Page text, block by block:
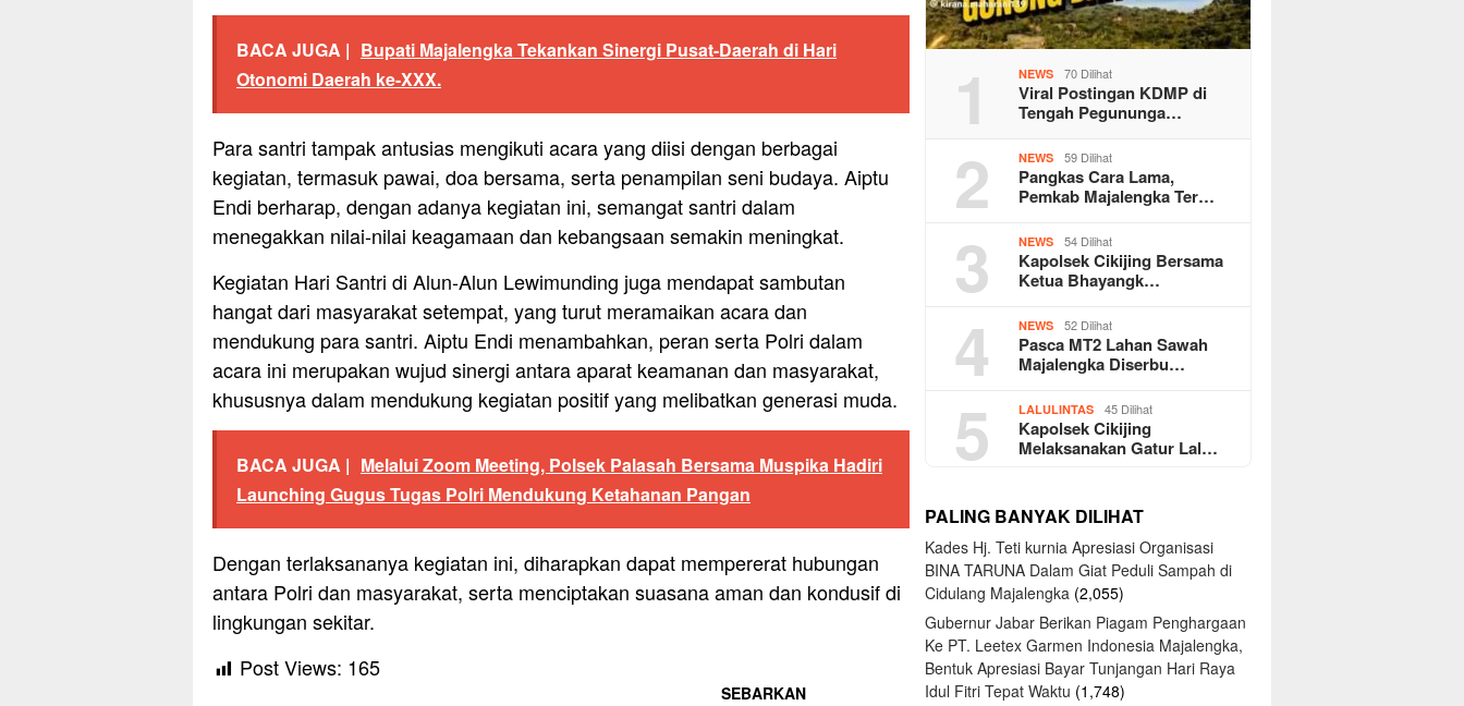
BACA JUGA | Bupati Majalengka Tekankan Sinergi Pusat-Daerah di Hari
Otonomi Daerah ke-XXX.
Para santri tampak antusias mengikuti acara yang diisi dengan berbagai
kegiatan, termasuk pawai, doa bersama, serta penampilan seni budaya. Aiptu
Endi berharap, dengan adanya kegiatan ini, semangat santri dalam
menegakkan nilai-nilai keagamaan dan kebangsaan semakin meningkat.
Kegiatan Hari Santri di Alun-Alun Lewimunding juga mendapat sambutan
hangat dari masyarakat setempat, yang turut meramaikan acara dan
mendukung para santri. Aiptu Endi menambahkan, peran serta Polri dalam
acara ini merupakan wujud sinergi antara aparat keamanan dan masyarakat,
khususnya dalam mendukung kegiatan positif yang melibatkan generasi muda.
BACA JUGA | Melalui Zoom Meeting, Polsek Palasah Bersama Muspika Hadiri
Launching Gugus Tugas Polri Mendukung Ketahanan Pangan
Dengan terlaksananya kegiatan ini, diharapkan dapat mempererat hubungan
antara Polri dan masyarakat, serta menciptakan suasana aman dan kondusif di
lingkungan sekitar.
Post Views: 165
SEBARKAN
1 NEWS 70 Dilihat
Viral Postingan KDMP di
Tengah Pegununga…
2 NEWS 59 Dilihat
Pangkas Cara Lama,
Pemkab Majalengka Ter…
3 NEWS 54 Dilihat
Kapolsek Cikijing Bersama
Ketua Bhayangk…
4 NEWS 52 Dilihat
Pasca MT2 Lahan Sawah
Majalengka Diserbu…
5 LALULINTAS 45 Dilihat
Kapolsek Cikijing
Melaksanakan Gatur Lal…
PALING BANYAK DILIHAT
Kades Hj. Teti kurnia Apresiasi Organisasi
BINA TARUNA Dalam Giat Peduli Sampah di
Cidulang Majalengka (2,055)
Gubernur Jabar Berikan Piagam Penghargaan
Ke PT. Leetex Garmen Indonesia Majalengka,
Bentuk Apresiasi Bayar Tunjangan Hari Raya
Idul Fitri Tepat Waktu (1,748)